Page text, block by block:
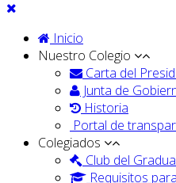
Inicio
Nuestro Colegio
Carta del
Junta de
Historia
Portal de
Colegiados
Club del
Requisitos